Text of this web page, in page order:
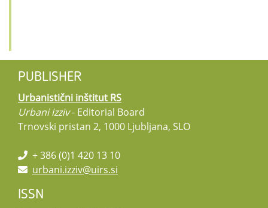
PUBLISHER
Urbanistični inštitut RS
Urbani izziv- Editorial Board
Trnovski pristan 2, 1000 Ljubljana, SLO
+ 386 (0)1 420 13 10
urbani.izziv@uirs.si
ISSN